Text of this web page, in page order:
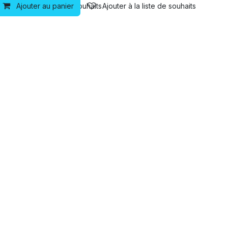
Ajouter à la liste de souhaits
Ajouter au panier Ajouter à la liste de souhaits